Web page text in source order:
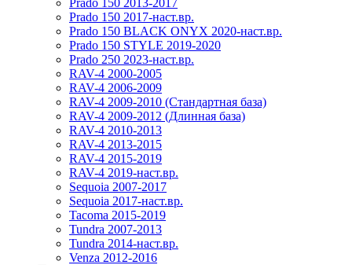
Prado 150 2017-наст.вр.
Prado 150 BLACK ONYX 2020-наст.вр.
Prado 150 STYLE 2019-2020
Prado 250 2023-наст.вр.
RAV-4 2000-2005
RAV-4 2006-2009
RAV-4 2009-2010 (Стандартная база)
RAV-4 2009-2012 (Длинная база)
RAV-4 2010-2013
RAV-4 2013-2015
RAV-4 2015-2019
RAV-4 2019-наст.вр.
Sequoia 2007-2017
Sequoia 2017-наст.вр.
Tacoma 2015-2019
Tundra 2007-2013
Tundra 2014-наст.вр.
Venza 2012-2016